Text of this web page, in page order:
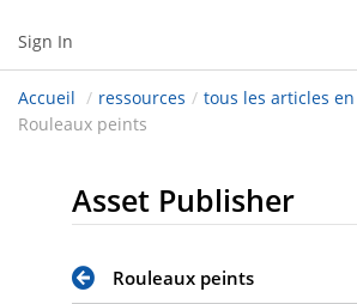
Sign In
Accueil / ressources / tous les articles
Rouleaux peints
Asset Publisher
Rouleaux peints